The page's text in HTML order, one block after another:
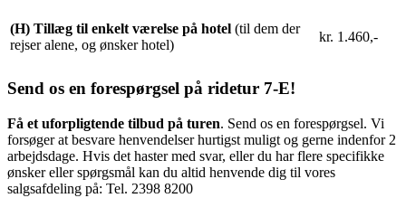
(H) Tillæg til enkelt værelse på hotel (til dem der
rejser alene, og ønsker hotel)
kr. 1.460,-
Send os en forespørgsel på ridetur 7-E!
Få et uforpligtende tilbud på turen. Send os en forespørgsel. Vi
forsøger at besvare henvendelser hurtigst muligt og gerne indenfor 2
arbejdsdage. Hvis det haster med svar, eller du har flere specifikke
ønsker eller spørgsmål kan du altid henvende dig til vores
salgsafdeling på: Tel. 2398 8200